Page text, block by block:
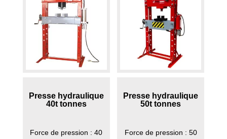
Presse hydraulique
40t tonnes
Force de pression : 40
Presse hydraulique
50t tonnes
Force de pression : 50